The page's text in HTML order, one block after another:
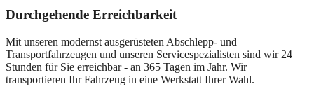
Durchgehende Erreichbarkeit
Mit unseren modernst ausgerüsteten Abschlepp- und
Transportfahrzeugen und unseren Servicespezialisten sind wir 24
Stunden für Sie erreichbar - an 365 Tagen im Jahr. Wir
transportieren Ihr Fahrzeug in eine Werkstatt Ihrer Wahl.